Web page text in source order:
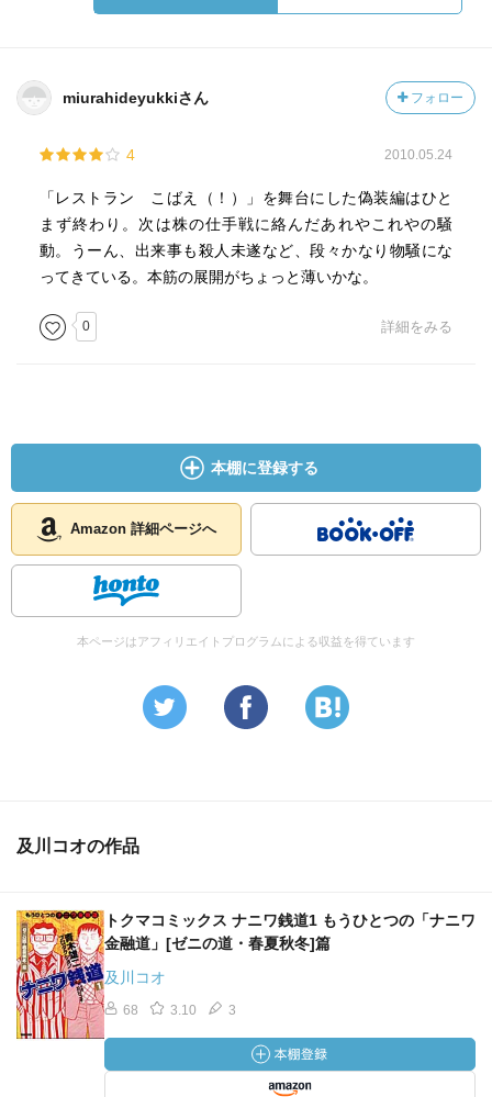
miurahideyukkiさん フォロー
4 2010.05.24
「レストラン こばえ（！）」を舞台にした偽装編はひと
まず終わり。次は株の仕手戦に絡んだあれやこれやの騒
動。うーん、出来事も殺人未遂など、段々かなり物騒にな
ってきている。本筋の展開がちょっと薄いかな。
0 詳細をみる
本棚に登録する
Amazon 詳細ページへ
本ページはアフィリエイトプログラムによる収益を得ています
及川コオの作品
トクマコミックス ナニワ銭道1 もうひとつの「ナニワ
金融道」[ゼニの道・春夏秋冬]篇
及川コオ
68 3.10 3